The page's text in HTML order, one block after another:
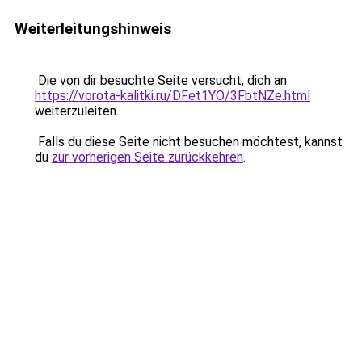
Weiterleitungshinweis
Die von dir besuchte Seite versucht, dich an
https://vorota-kalitki.ru/DFet1YO/3FbtNZe.html
weiterzuleiten.
Falls du diese Seite nicht besuchen möchtest, kannst
du zur vorherigen Seite zurückkehren.